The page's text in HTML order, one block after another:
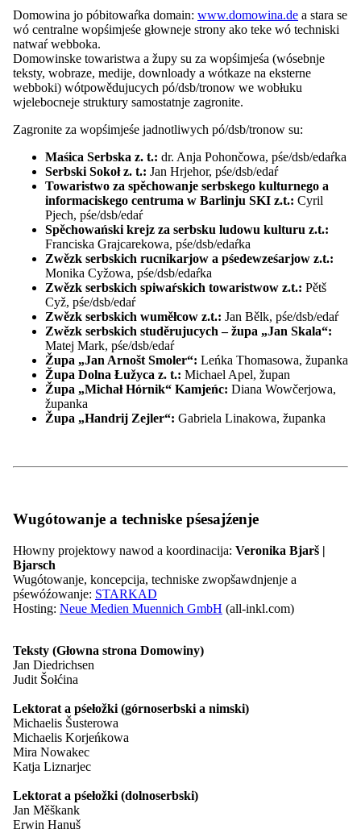
Pśeglěd: Naše nadawki
Politiske źěło
Wěda a kubłanje
Projekty
Pśeglěd: Projekty
Sotra.app
Derbstwo Łužyce
EUROPEADA
Mjazynarodny folklorny festiwal ŁUŽICA -
ŁUŽYCA - LAUSITZ
Wucesćenja
Pśeglěd: Wucesćenja
Myto Domowiny
Myto za góspodaŕstwo
Serbski dudak
Wó Serbach
Pśeglěd: Wó Serbach
Stawizny
Serbska rěc
Imaterielne kulturne derbstwo
Pšawniske zakłady
Serbske lipowe łopjeno
Napšašowanje Łužyski monitor
Informacije a materialije
Pśeglěd: Informacije a materialije
Adresy a resursy
Pśełožowanje
Dokumenty a medije
Publikacije
Casnikaŕstwo
pismo
Lažka rěc
kontrast
pismo
Lažka rěc
03.07.2026
Nowosć
Terminy 06.07. - 13.07.2026
Domowina jo póbitowaŕka domain: www.domowina.de a stara se
wó centralne wopśimjeśe głowneje strony ako teke wó techniski
natwaŕ webboka.
Domowinske towaristwa a župy su za wopśimjeśa (wósebnje
teksty, wobraze, medije, downloady a wótkaze na eksterne
webboki) wótpowědujucych pó/dsb/tronow we wobłuku
wjelebocneje struktury samostatnje zagronite.
Zagronite za wopśimjeśe jadnotliwych pó/dsb/tronow su:
Maśica Serbska z. t.: dr. Anja Pohončowa, pśe/dsb/edaŕka
Serbski Sokoł z. t.: Jan Hrjehor, pśe/dsb/edaŕ
Towaristwo za spěchowanje serbskego kulturnego a
informaciskego centruma w Barlinju SKI z.t.: Cyril
Pjech, pśe/dsb/edaŕ
Spěchowański krejz za serbsku ludowu kulturu z.t.:
Franciska Grajcarekowa, pśe/dsb/edaŕka
Zwězk serbskich rucnikarjow a pśedewześarjow z.t.:
Monika Cyžowa, pśe/dsb/edaŕka
Zwězk serbskich spiwaŕskich towaristwow z.t.: Pětš
Cyž, pśe/dsb/edaŕ
Zwězk serbskich wuměłcow z.t.: Jan Bělk, pśe/dsb/edaŕ
Zwězk serbskich studěrujucych – župa „Jan Skala“:
Matej Mark, pśe/dsb/edaŕ
Župa „Jan Arnošt Smoler“: Leńka Thomasowa, županka
Župa Dolna Łužyca z. t.: Michael Apel, župan
Župa „Michał Hórnik“ Kamjeńc: Diana Wowčerjowa,
županka
Župa „Handrij Zejler“: Gabriela Linakowa, županka
Wugótowanje a techniske pśesajźenje
Hłowny projektowy nawod a koordinacija: Veronika Bjarš |
Bjarsch
Wugótowanje, koncepcija, techniske zwopšawdnjenje a
pśewóźowanje: STARKAD
Hosting: Neue Medien Muennich GmbH (all-inkl.com)
Teksty (Głowna strona Domowiny)
Jan Diedrichsen
Judit Šołćina
Lektorat a pśełožki (górnoserbski a nimski)
Michaelis Šusterowa
Michaelis Korjeńkowa
Mira Nowakec
Katja Liznarjec
Lektorat a pśełožki (dolnoserbski)
Jan Měškank
Erwin Hanuš